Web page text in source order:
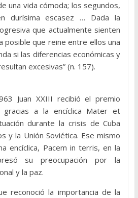
una vida cómoda; los segundos,
durísi­ma escasez … Dada la
que actualmente sienten
posible que reine entre ellos una
si las diferencias económicas y
excesivas” (n. 157).
Juan XXIII recibió el premio
gracias a la encíclica Mater et
durante la crisis de Cuba
y la Unión Soviética. Ese mismo
encíclica, Pacem in terris, en la
su preocupación por la
y la paz.
reconoció la importancia de la